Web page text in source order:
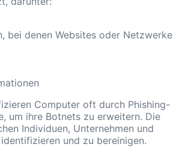
bei denen Websites oder Netzwerke
Computer oft durch Phishing-
um ihre Botnets zu erweitern. Die
Individuen, Unternehmen und
und zu bereinigen.